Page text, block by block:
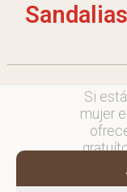
Si
mujer
en